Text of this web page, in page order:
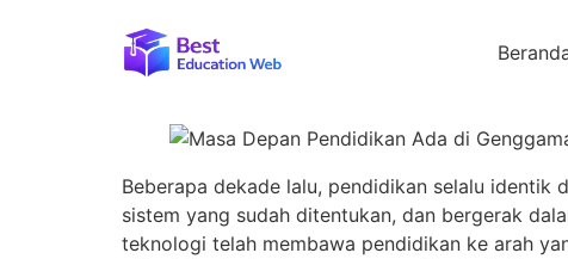
Beberapa dekade lalu, pendidikan selalu identik
sistem yang sudah ditentukan, dan bergerak
teknologi telah membawa pendidikan ke arah